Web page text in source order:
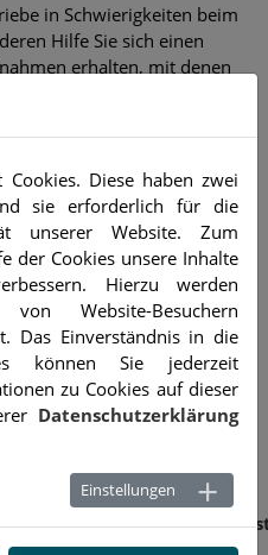
in Schwierigkeiten beim
Hilfe Sie sich einen
erhalten, mit denen
beigefügten Broschüre
erläutert.
Sie sich mit Hilfe
Indikatoren. Sollten mehrere
Sie sich an uns:
bayern.de
Betriebe in
www.ak-bis.de.
Cookies. Diese haben zwei
sie erforderlich für die
unserer Website. Zum
der Cookies unsere Inhalte
Hierzu werden
Website-Besuchern
Das Einverständnis in die
können Sie jederzeit
zu Cookies auf dieser
Datenschutzerklärung
Einstellungen